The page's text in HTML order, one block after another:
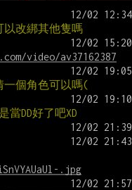
改綁其他隻嗎
video/av37162387
一個角色可以嗎(
DD好了吧XD
.jpg